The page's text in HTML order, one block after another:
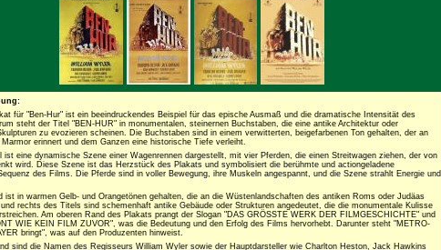
für "Ben-Hur" ist ein beeindruckendes Beispiel für das epische Ausmaß und die dramatische Intensität des
steht der Titel "BEN-HUR" in monumentalen, steinernen Buchstaben, die eine antike Architektur oder
zu evozieren scheinen. Die Buchstaben sind in einem verwitterten, beigefarbenen Ton gehalten, der an
erinnert und dem Ganzen eine historische Tiefe verleiht.
ist eine dynamische Szene einer Wagenrennen dargestellt, mit vier Pferden, die einen Streitwagen ziehen, der von
wird. Diese Szene ist das Herzstück des Plakats und symbolisiert die berühmte und actiongeladene
des Films. Die Pferde sind in voller Bewegung, ihre Muskeln angespannt, und die Szene strahlt Energie und
ist in warmen Gelb- und Orangetönen gehalten, die an die Wüstenlandschaften des antiken Roms oder Judäas
rechts des Titels sind schemenhaft antike Gebäude oder Strukturen angedeutet, die die monumentale Kulisse
Am oberen Rand des Plakats prangt der Slogan "DAS GRÖSSTE WERK DER FILMGESCHICHTE" und
WIE KEIN FILM ZUVOR", was die Bedeutung und den Erfolg des Films hervorhebt. Darunter steht "METRO-
bringt", was auf den Produzenten hinweist.
sind die Namen des Regisseurs William Wyler sowie der Hauptdarsteller wie Charlton Heston, Jack Hawkins